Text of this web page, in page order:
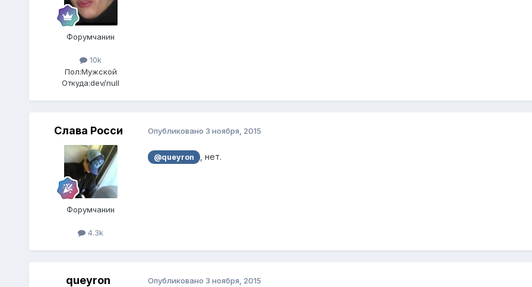
Форумчанин
10k
Пол:Мужской
Откуда:dev/null
Слава Росси
Форумчанин
4.3k
Опубликовано 3 ноября, 2015
@queyron , нет.
queyron Опубликовано 3 ноября, 2015